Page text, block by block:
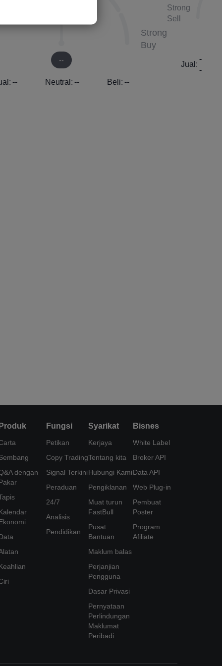
Strong
Buy
--
-- Neutral: -- Beli: --
Strong
Sell
Jual:
-
-
Produk
dengan
Fungsi
Petikan
Copy Trading
Signal Terkini
Peraduan
24/7
Analisis
Pendidikan
Syarikat
Kerjaya
Tentang kita
Hubungi Kami
Pengiklanan
Muat turun
FastBull
Pusat
Bantuan
Maklum balas
Perjanjian
Pengguna
Dasar Privasi
Pernyataan
Perlindungan
Maklumat
Peribadi
Bisnes
White Label
Broker API
Data API
Web Plug-in
Pembuat
Poster
Program
Afiliate